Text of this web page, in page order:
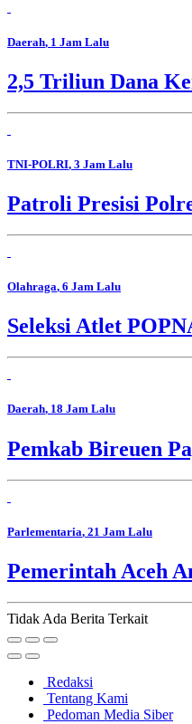
Daerah, 1 Jam Lalu
2,5 Triliun Dana
TNI-POLRI, 3 Jam Lalu
Patroli Presisi
Olahraga, 6 Jam Lalu
Seleksi Atlet
Daerah, 18 Jam Lalu
Pemkab Bireuen
Parlementaria, 21 Jam Lalu
Pemerintah Aceh
Tidak Ada Berita Terkait
Redaksi
Tentang Kami
Pedoman Media Siber